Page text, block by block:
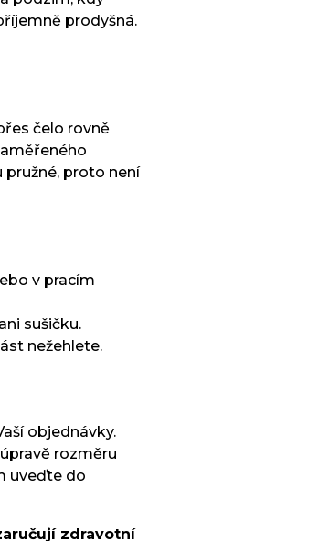
prodyšná.
čelo rovně
proto není
v pracím
sušičku.
nežehlete.
objednávky.
rozměru
uveďte do
zdravotní